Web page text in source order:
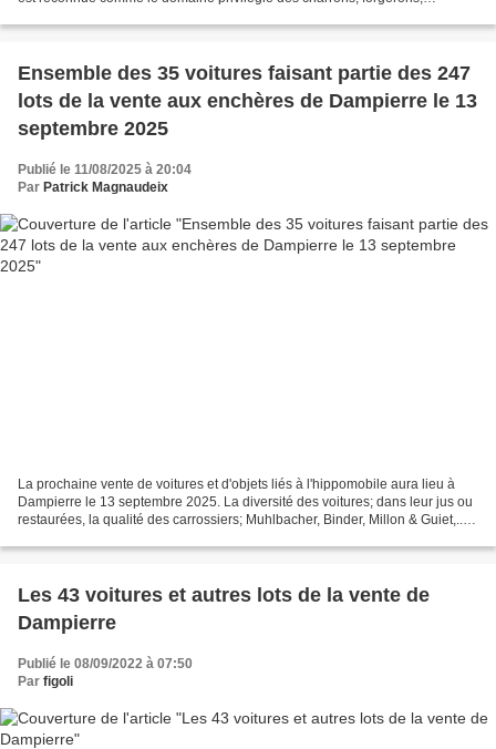
Ensemble des 35 voitures faisant partie des 247
lots de la vente aux enchères de Dampierre le 13
septembre 2025
Publié le 11/08/2025 à 20:04
Par Patrick Magnaudeix
La prochaine vente de voitures et d'objets liés à l'hippomobile aura lieu à
Dampierre le 13 septembre 2025. La diversité des voitures; dans leur jus ou
restaurées, la qualité des carrossiers; Muhlbacher, Binder, Millon & Guiet,...
Les 43 voitures et autres lots de la vente de
Dampierre
Publié le 08/09/2022 à 07:50
Par figoli